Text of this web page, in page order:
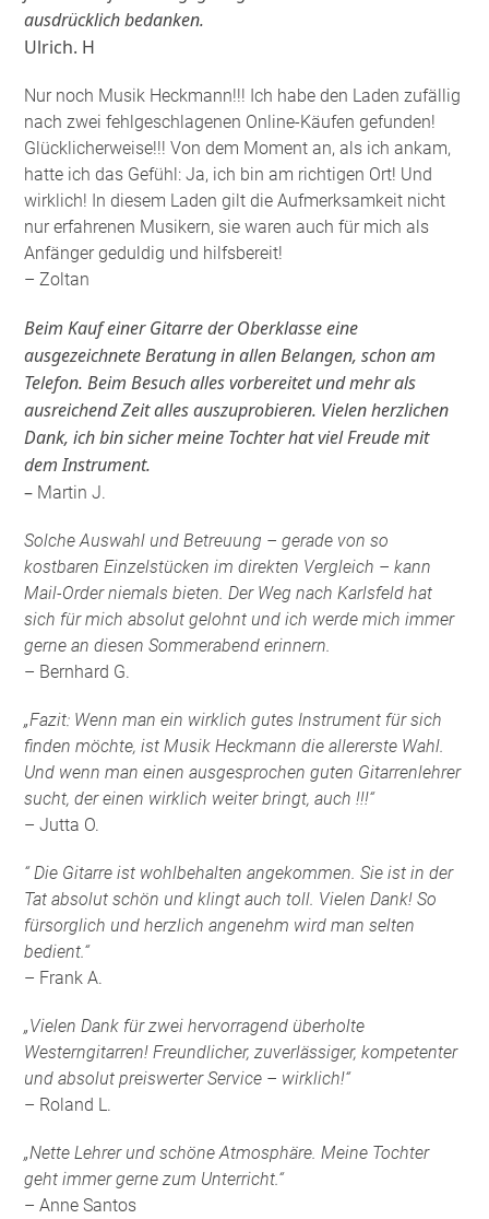
ausdrücklich bedanken.
Ulrich. H
Nur noch Musik Heckmann!!! Ich habe den Laden zufällig
nach zwei fehlgeschlagenen Online-Käufen gefunden!
Glücklicherweise!!! Von dem Moment an, als ich ankam,
hatte ich das Gefühl: Ja, ich bin am richtigen Ort! Und
wirklich! In diesem Laden gilt die Aufmerksamkeit nicht
nur erfahrenen Musikern, sie waren auch für mich als
Anfänger geduldig und hilfsbereit!
– Zoltan
Beim Kauf einer Gitarre der Oberklasse eine
ausgezeichnete Beratung in allen Belangen, schon am
Telefon. Beim Besuch alles vorbereitet und mehr als
ausreichend Zeit alles auszuprobieren. Vielen herzlichen
Dank, ich bin sicher meine Tochter hat viel Freude mit
dem Instrument.
– Martin J.
Solche Auswahl und Betreuung – gerade von so
kostbaren Einzelstücken im direkten Vergleich – kann
Mail-Order niemals bieten. Der Weg nach Karlsfeld hat
sich für mich absolut gelohnt und ich werde mich immer
gerne an diesen Sommerabend erinnern.
– Bernhard G.
„Fazit: Wenn man ein wirklich gutes Instrument für sich
finden möchte, ist Musik Heckmann die allererste Wahl.
Und wenn man einen ausgesprochen guten Gitarrenlehrer
sucht, der einen wirklich weiter bringt, auch !!!“
– Jutta O.
“ Die Gitarre ist wohlbehalten angekommen. Sie ist in der
Tat absolut schön und klingt auch toll. Vielen Dank! So
fürsorglich und herzlich angenehm wird man selten
bedient.“
– Frank A.
„Vielen Dank für zwei hervorragend überholte
Westerngitarren! Freundlicher, zuverlässiger, kompetenter
und absolut preiswerter Service – wirklich!“
– Roland L.
„Nette Lehrer und schöne Atmosphäre. Meine Tochter
geht immer gerne zum Unterricht.“
– Anne Santos